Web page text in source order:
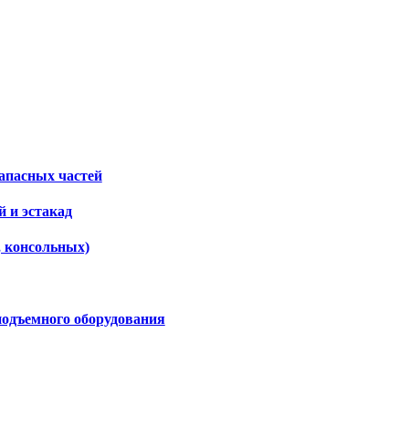
частей
и эстакад
консольных)
оборудования